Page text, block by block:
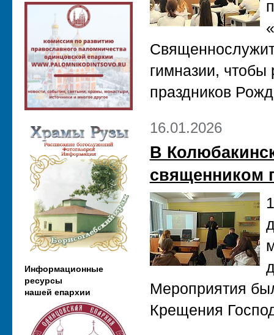
Информационные
ресурсы
нашей епархии
гимназии, чтобы
праздников
16.01.2026
В
священником
Мероприятия
Крещения